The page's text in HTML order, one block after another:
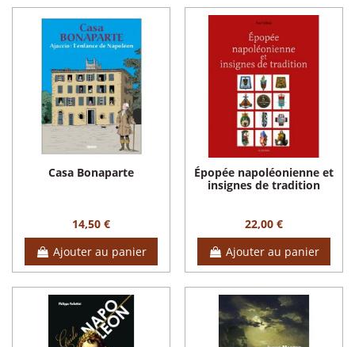
Casa Bonaparte
14,50 €
Ajouter au panier
Épopée napoléonienne et
insignes de tradition
22,00 €
Ajouter au panier